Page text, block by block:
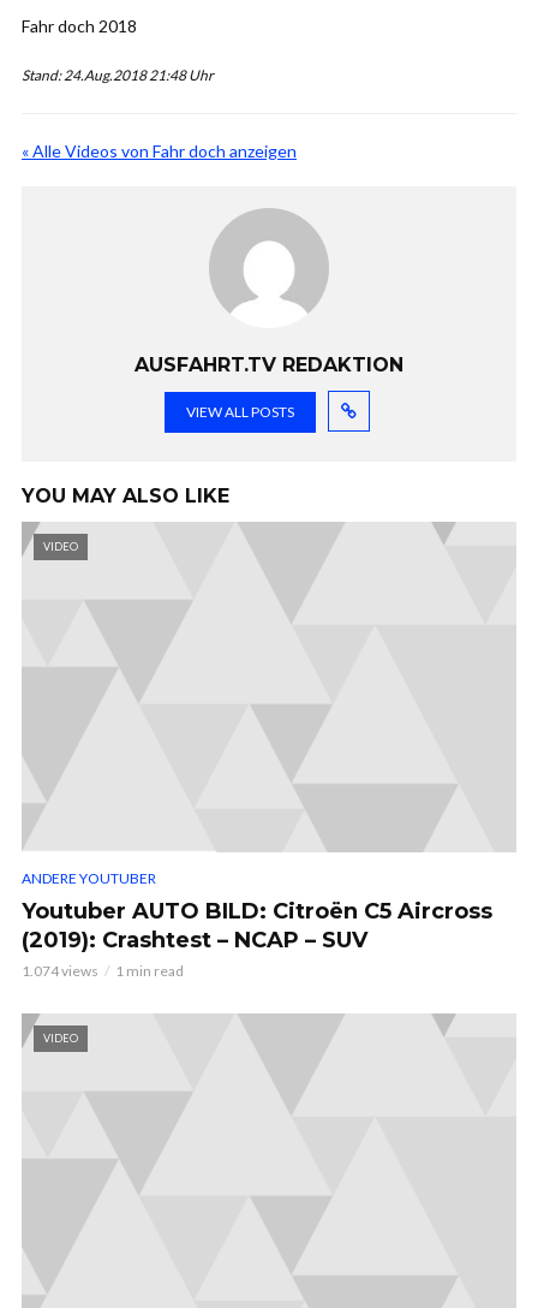
Fahr doch 2018
Stand: 24.Aug.2018 21:48 Uhr
« Alle Videos von Fahr doch anzeigen
AUSFAHRT.TV REDAKTION
VIEW ALL POSTS
YOU MAY ALSO LIKE
VIDEO
ANDERE YOUTUBER
Youtuber AUTO BILD: Citroën C5 Aircross
(2019): Crashtest – NCAP – SUV
1.074 views 1 min read
VIDEO